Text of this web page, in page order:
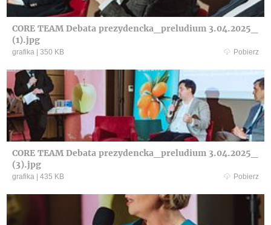
CORE TEAM Debata prezydencka_preludium 3.04.2025_
(1).jpg
grafika | 350 KB Pobierz
CORE TEAM Debata prezydencka_preludium 3.04.2025_
(3).jpg
grafika | 435 KB Pobierz